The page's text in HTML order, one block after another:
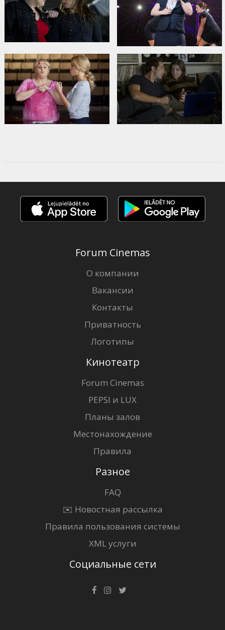
Forum Cinemas
О компании
Вакансии
Контакты
Приватность
Логотипы
Кинотеатр
Forum Cinemas
PEPSI и LUX
Планы залов
Местонахождение
Правила
Разное
FAQ
✉️ Новостная рассылка
Правила пользования системы
XML услуги
Социальные сети